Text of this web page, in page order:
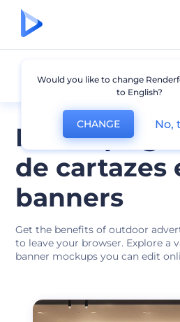
Mockups
de cartazes
banners
Get the benefits of outdoor
to leave your browser. Explore a
banner mockups you can edit
Mockup de Cartaz e
Would you like to change
to English?
CHANGE No,